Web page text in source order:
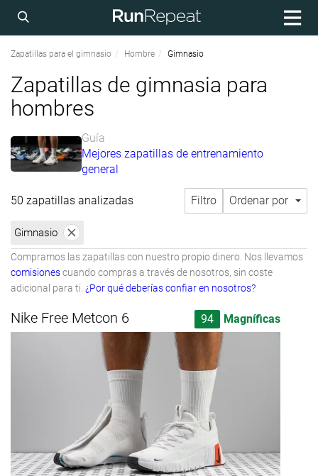
Zapatillas para el gimnasio Hombre Gimnasio
Zapatillas de gimnasia para
hombres
Guía
Mejores zapatillas de entrenamiento
general
50 zapatillas analizadas Filtro Ordenar por
Gimnasio
Compramos las zapatillas con nuestro propio dinero. Nos llevamos
comisionescuando compras a través de nosotros, sin coste
adicional para ti. ¿Por qué deberías confiar en nosotros?
Nike Free Metcon 6 94 Magníficas